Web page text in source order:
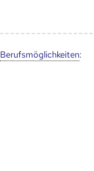
Berufs­möglich­keiten: